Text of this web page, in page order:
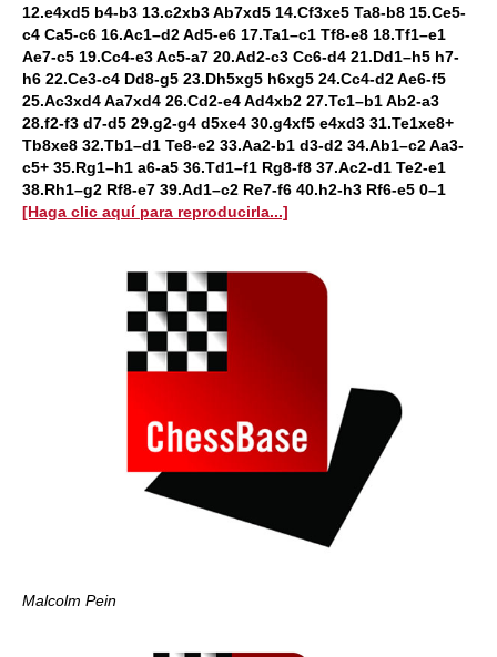
12.e4xd5 b4-b3 13.c2xb3 Ab7xd5 14.Cf3xe5 Ta8-b8 15.Ce5-
c4 Ca5-c6 16.Ac1–d2 Ad5-e6 17.Ta1–c1 Tf8-e8 18.Tf1–e1
Ae7-c5 19.Cc4-e3 Ac5-a7 20.Ad2-c3 Cc6-d4 21.Dd1–h5 h7-
h6 22.Ce3-c4 Dd8-g5 23.Dh5xg5 h6xg5 24.Cc4-d2 Ae6-f5
25.Ac3xd4 Aa7xd4 26.Cd2-e4 Ad4xb2 27.Tc1–b1 Ab2-a3
28.f2-f3 d7-d5 29.g2-g4 d5xe4 30.g4xf5 e4xd3 31.Te1xe8+
Tb8xe8 32.Tb1–d1 Te8-e2 33.Aa2-b1 d3-d2 34.Ab1–c2 Aa3-
c5+ 35.Rg1–h1 a6-a5 36.Td1–f1 Rg8-f8 37.Ac2-d1 Te2-e1
38.Rh1–g2 Rf8-e7 39.Ad1–c2 Re7-f6 40.h2-h3 Rf6-e5 0–1
[Haga clic aquí para reproducirla...]
Malcolm Pein